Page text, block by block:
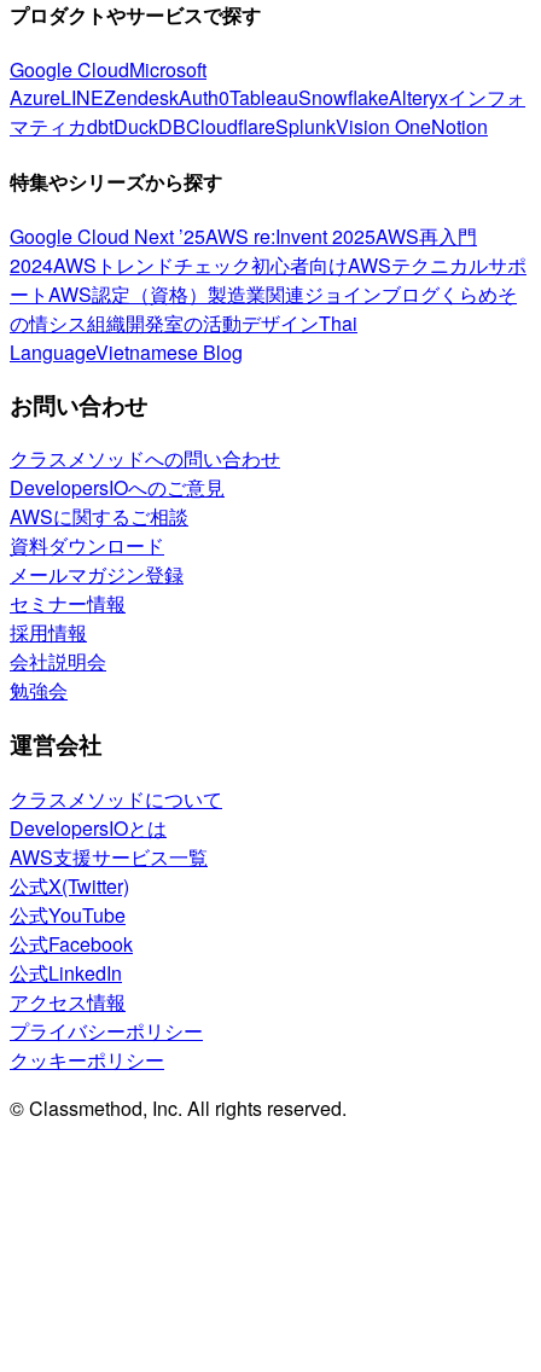
プロダクトやサービスで探す
Google CloudMicrosoft
AzureLINEZendeskAuth0TableauSnowflakeAlteryxインフォ
マティカdbtDuckDBCloudflareSplunkVision OneNotion
特集やシリーズから探す
Google Cloud Next ’25AWS re:Invent 2025AWS再入門
2024AWSトレンドチェック初心者向けAWSテクニカルサポ
ートAWS認定（資格） 製造業関連ジョインブログくらめそ
の情シス組織開発室の活動デザインThai
LanguageVietnamese Blog
お問い合わせ
クラスメソッドへの問い合わせ
DevelopersIOへのご意見
AWSに関するご相談
資料ダウンロード
メールマガジン登録
セミナー情報
採用情報
会社説明会
勉強会
運営会社
クラスメソッドについて
DevelopersIOとは
AWS支援サービス一覧
公式X(Twitter)
公式YouTube
公式Facebook
公式LinkedIn
アクセス情報
プライバシーポリシー
クッキーポリシー
© Classmethod, Inc. All rights reserved.